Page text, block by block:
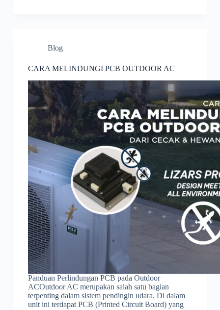
Blog
CARA MELINDUNGI PCB OUTDOOR AC
Panduan Perlindungan PCB pada Outdoor
ACOutdoor AC merupakan salah satu bagian
terpenting dalam sistem pendingin udara. Di dalam
unit ini terdapat PCB (Printed Circuit Board) yang